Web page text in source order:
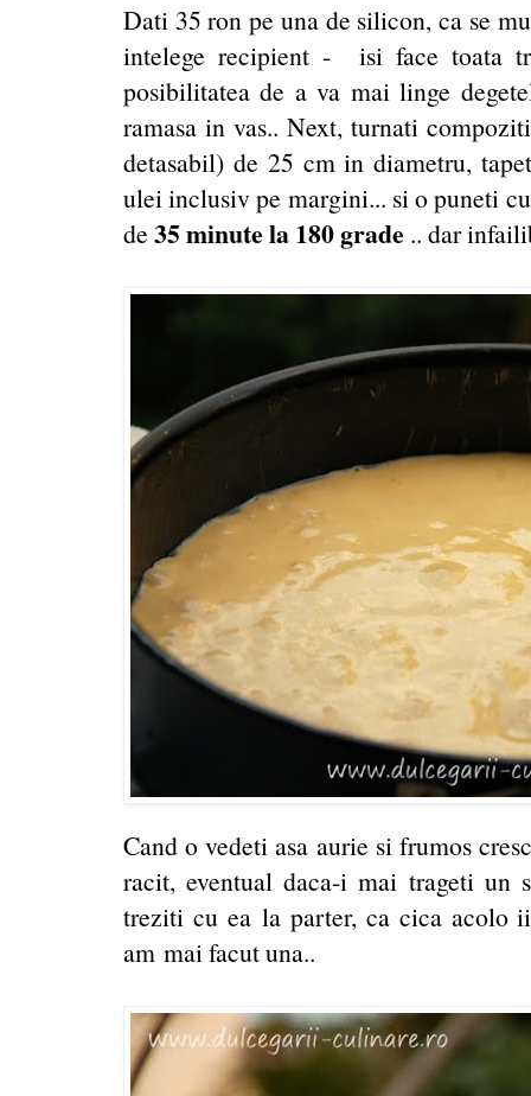
Dati 35 ron pe una de silicon, ca se
intelege recipient - isi face toata
posibilitatea de a va mai linge
ramasa in vas.. Next, turnati
detasabil) de 25 cm in diametru,
ulei inclusiv pe margini... si o puneti
de 35 minute la 180 grade .. dar
Cand o vedeti asa aurie si frumos
racit, eventual daca-i mai trageti un
treziti cu ea la parter, ca cica acolo
am mai facut una..